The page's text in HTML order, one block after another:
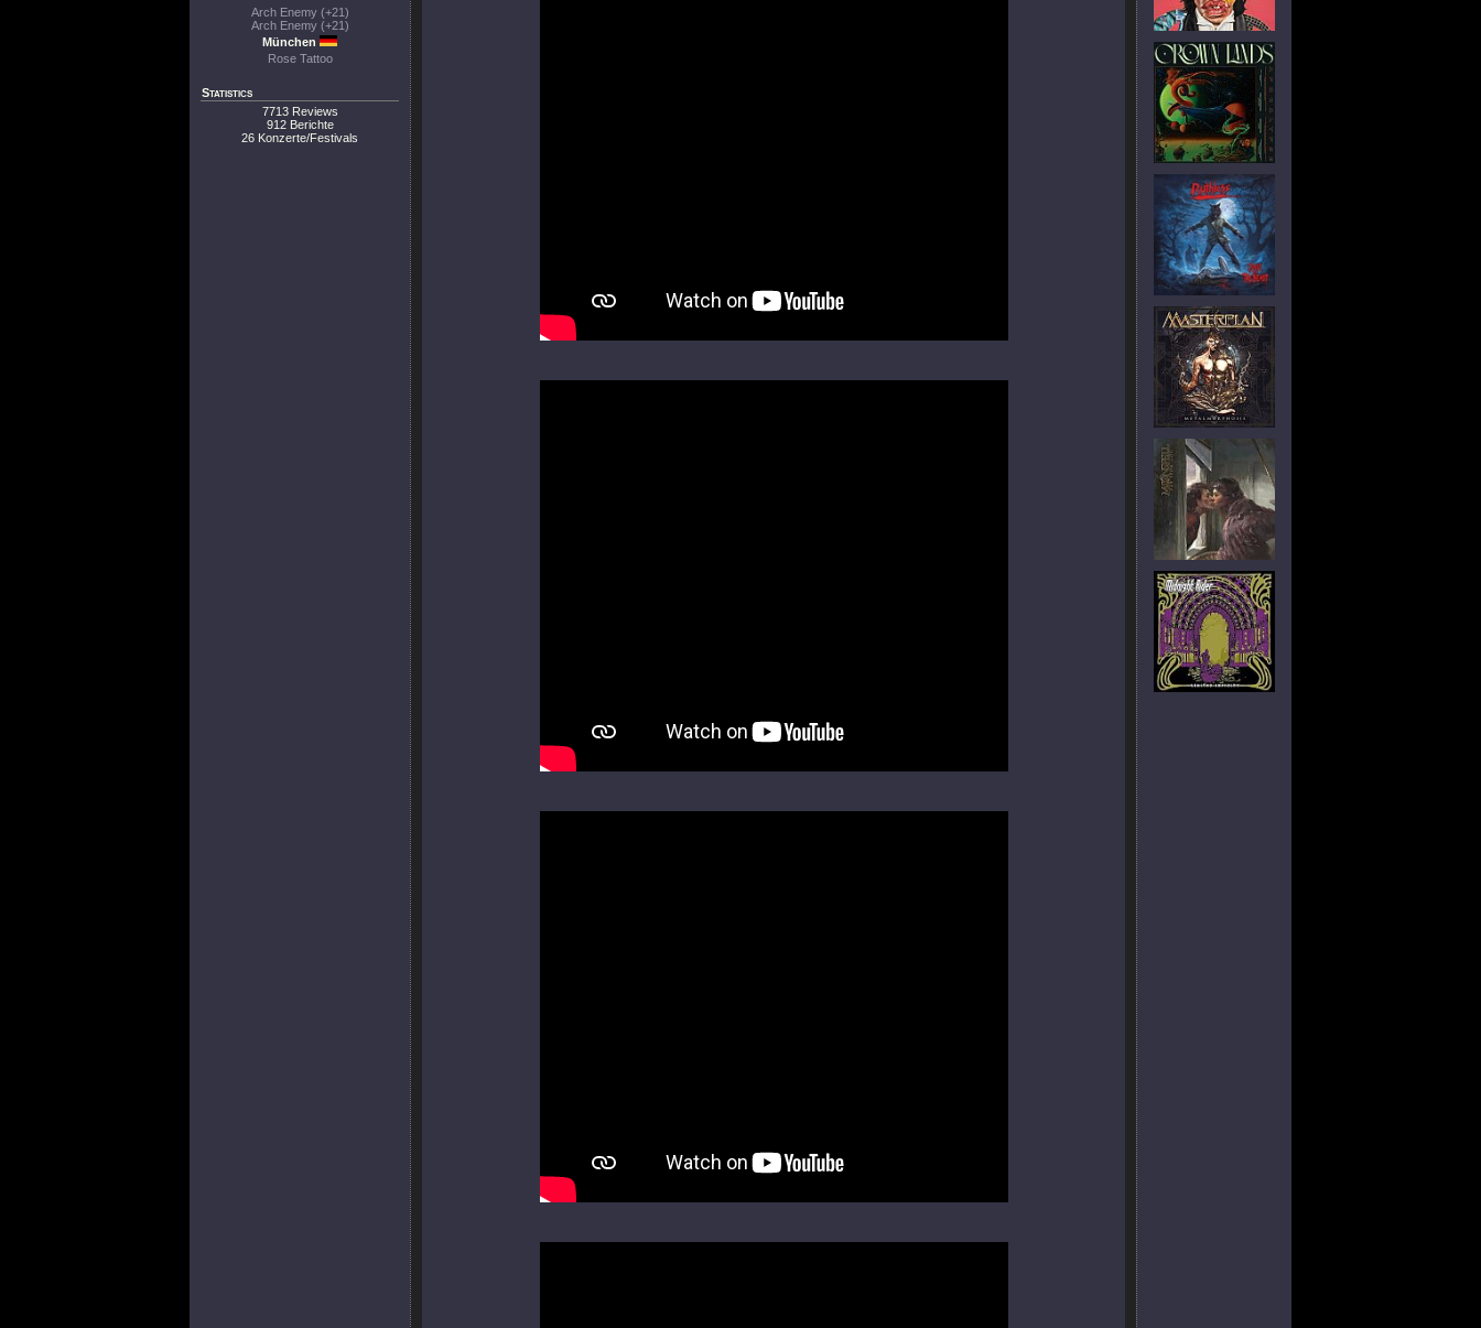
Arch Enemy (+21)
Arch Enemy (+21)
München
Rose Tattoo
Statistics
7713 Reviews
912 Berichte
26 Konzerte/Festivals